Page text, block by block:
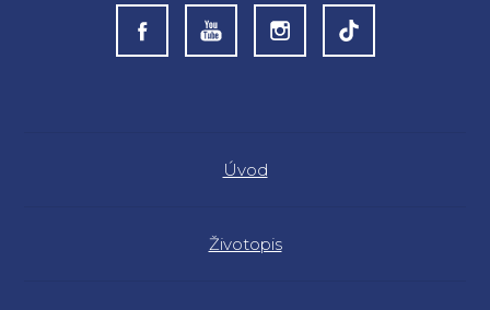
Úvod
Životopis